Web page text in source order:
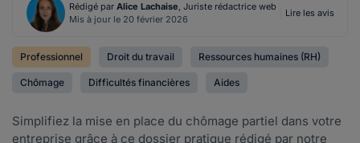
Rédigé par Alice Lachaise, Juriste rédactrice web
Mis à jour le 20 février 2026
Lire les avis
Professionnel Droit du travail Ressources humaines (RH)
Chômage Difficultés financières Aides
Simplifiez la mise en place du chômage partiel dans votre
entreprise grâce à ce dossier pratique rédigé par notre